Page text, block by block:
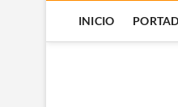
INICIO